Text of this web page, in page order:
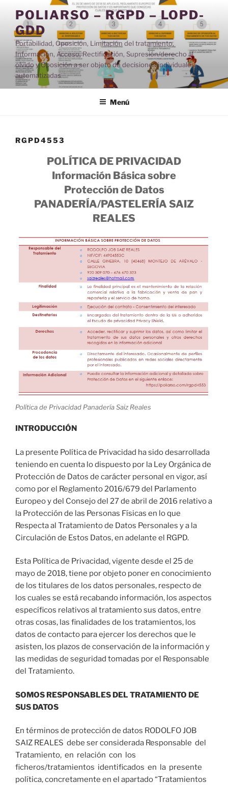
contenido
POLIARSO – RGPD – LOPD-
GDD
Portabilidad, Oposición, Limitación del tratamiento,
Información, Acceso, Rectificación, Supresión/derecho al
olvido y Oposición a ser objeto de decisiones individuales
automatizadas
Menú
RGPD4553
POLÍTICA DE PRIVACIDAD
Información Básica sobre
Protección de Datos
PANADERÍA/PASTELERÍA SAIZ
REALES
Política de Privacidad Panadería Saiz Reales
INTRODUCCIÓN
La presente Política de Privacidad ha sido desarrollada
teniendo en cuenta lo dispuesto por la Ley Orgánica de
Protección de Datos de carácter personal en vigor, así
como por el Reglamento 2016/679 del Parlamento
Europeo y del Consejo del 27 de abril de 2016 relativo a
la Protección de las Personas Físicas en lo que
Respecta al Tratamiento de Datos Personales y a la
Circulación de Estos Datos, en adelante el RGPD.
Esta Política de Privacidad, vigente desde el 25 de
mayo de 2018, tiene por objeto poner en conocimiento
de los titulares de los datos personales, respecto de
los cuales se está recabando información, los aspectos
específicos relativos al tratamiento sus datos, entre
otras cosas, las finalidades de los tratamientos, los
datos de contacto para ejercer los derechos que le
asisten, los plazos de conservación de la información y
las medidas de seguridad tomadas por el Responsable
del Tratamiento.
SOMOS RESPONSABLES DEL TRATAMIENTO DE
SUS DATOS
En términos de protección de datos RODOLFO JOB
SAIZ REALES debe ser considerada Responsable del
Tratamiento, en relación con los
ficheros/tratamientos identificados en la presente
política, concretamente en el apartado “Tratamientos